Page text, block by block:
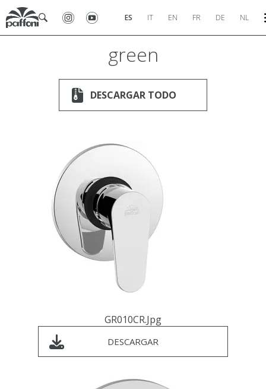
ES IT EN FR DE NL
green
DESCARGAR TODO
GR010CR.jpg
DESCARGAR